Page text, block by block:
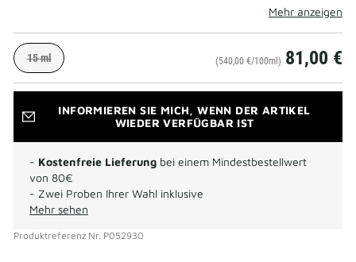
Mehr anzeigen
15 ml (540,00 €/100ml) 81,00 €
INFORMIEREN SIE MICH, WENN DER ARTIKEL
WIEDER VERFÜGBAR IST
- Kostenfreie Lieferung bei einem Mindestbestellwert
von 80€
- Zwei Proben Ihrer Wahl inklusive
Mehr sehen
Produktreferenz Nr. P052930